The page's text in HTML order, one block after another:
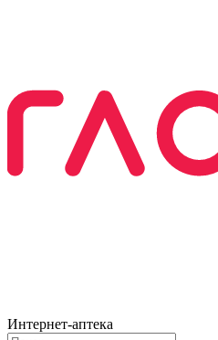
Интернет-аптека